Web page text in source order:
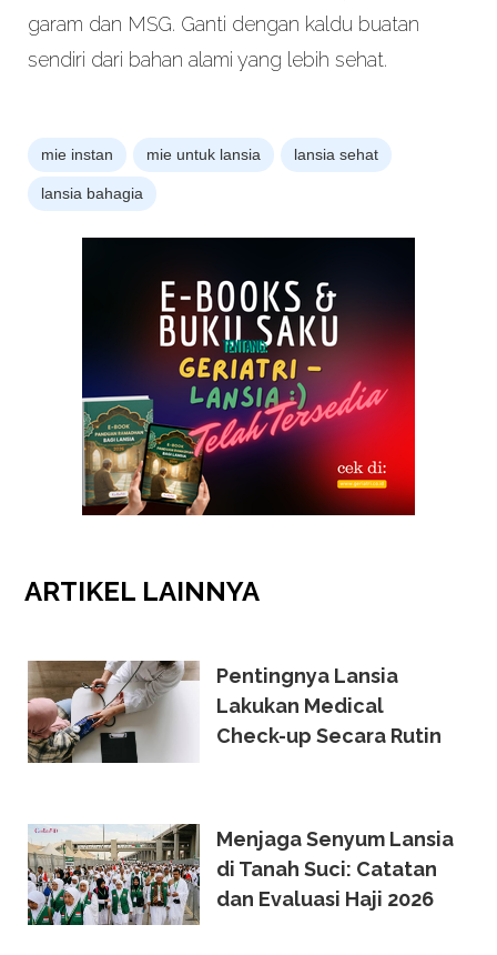
garam dan MSG. Ganti dengan kaldu buatan
sendiri dari bahan alami yang lebih sehat.
mie instan mie untuk lansia lansia sehat
lansia bahagia
ARTIKEL LAINNYA
Pentingnya Lansia
Lakukan Medical
Check-up Secara Rutin
Menjaga Senyum Lansia
di Tanah Suci: Catatan
dan Evaluasi Haji 2026